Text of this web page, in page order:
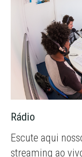
Rádio
Escute aqui
streaming ao